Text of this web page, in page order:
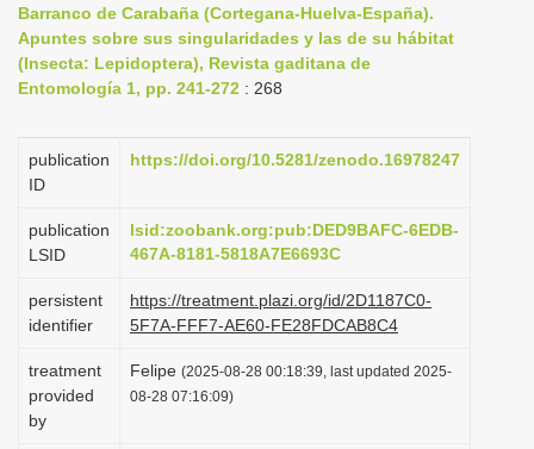
i
g
a
Barranco de Carabaña (Cortegana-Huelva-España).
Apuntes sobre sus singularidades y las de su hábitat
(Insecta: Lepidoptera), Revista gaditana de
Entomología 1, pp. 241-272 : 268
publication
ID
https://doi.org/10.5281/zenodo.16978247
publication
LSID
lsid:zoobank.org:pub:DED9BAFC-6EDB-
467A-8181-5818A7E6693C
persistent
identifier
https://treatment.plazi.org/id/2D1187C0-
5F7A-FFF7-AE60-FE28FDCAB8C4
treatment
provided
by
Felipe (2025-08-28 00:18:39, last updated 2025-
08-28 07:16:09)